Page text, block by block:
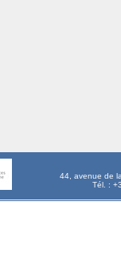
44, avenue de
Tél. :